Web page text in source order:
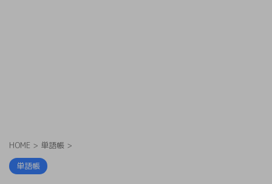
HOME > 単語帳 >
単語帳